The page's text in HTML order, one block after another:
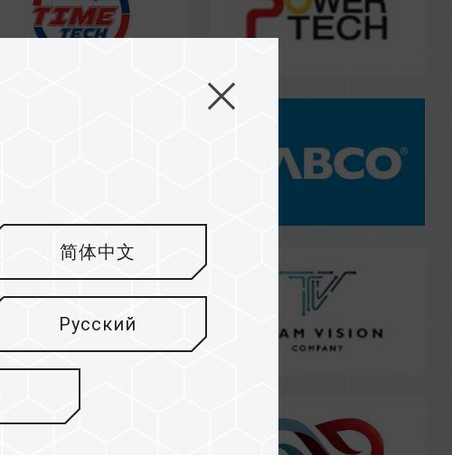
简体中文
Русский